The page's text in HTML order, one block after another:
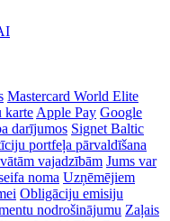
Mastercard World Elite
karte Apple Pay Google
darījumos Signet Baltic
portfeļa pārvaldīšana
vajadzībām Jums var
noma Uzņēmējiem
Obligāciju emisiju
nodrošinājumu Zaļais